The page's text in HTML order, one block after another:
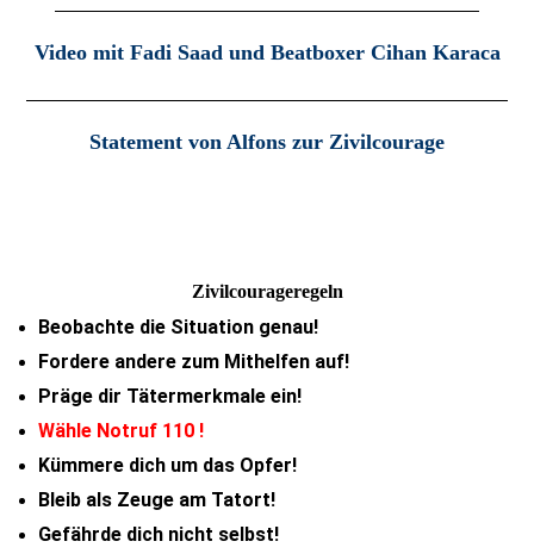
Video mit Fadi Saad und Beatboxer Cihan Karaca
Statement von Alfons zur Zivilcourage
Zivilcourageregeln
Beobachte die Situation genau!
Fordere andere zum Mithelfen auf!
Präge dir Tätermerkmale ein!
Wähle Notruf 110 !
Kümmere dich um das Opfer!
Bleib als Zeuge am Tatort!
Gefährde dich nicht selbst!